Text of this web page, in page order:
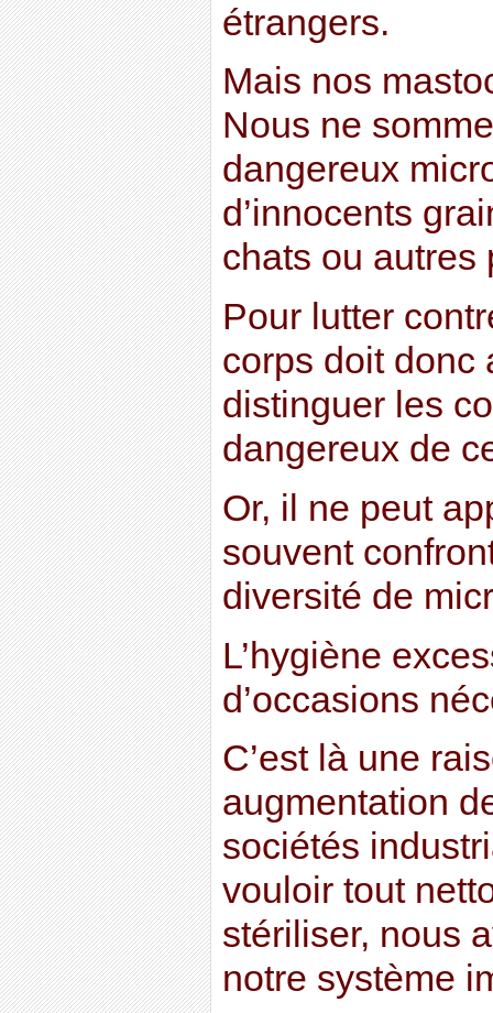
étrangers.
Mais nos
Nous ne
dangereux
d’innocents
chats ou autres
Pour lutter
corps doit donc
distinguer les
dangereux de
Or, il ne peut
souvent
diversité de
L’hygiène
d’occasions
C’est là une
augmentation
sociétés
vouloir tout
stériliser, nous
notre système